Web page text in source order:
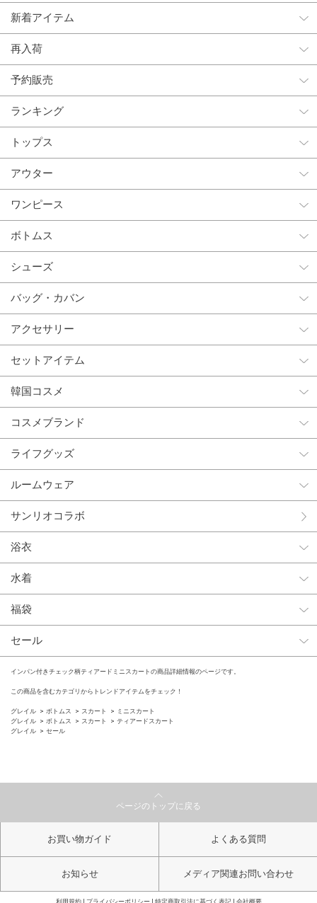
新着アイテム
再入荷
予約販売
ランキング
トップス
アウター
ワンピース
ボトムス
シューズ
バッグ・カバン
アクセサリー
セットアイテム
韓国コスメ
コスメブランド
ライフグッズ
ルームウェア
サンリオコラボ
浴衣
水着
福袋
セール
インパン付きチェック柄ティアードミニスカートの商品詳細情報のページです。
この商品を含むカテゴリからトレンドアイテムをチェック！
グレイル ボトムス スカート
ミニスカート
グレイル
ボトムス スカート
ティアードスカート
グレイル
セール
ページのトップに戻る
お買い物ガイド よくある質問
お知らせ メディア関連お問い合わせ
利用規約 プライバシーポリシー 特定商取引法に基づく表記 会社概要